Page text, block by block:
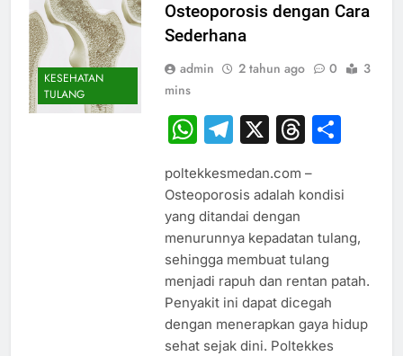
KESEHATAN
TULANG
Osteoporosis dengan Cara
Sederhana
admin 2 tahun ago 0
3
mins
WhatsApp
Telegram
X
poltekkesmedan.com –
Osteoporosis adalah kondisi
yang ditandai dengan
menurunnya kepadatan tulang,
sehingga membuat tulang
menjadi rapuh dan rentan patah.
Penyakit ini dapat dicegah
dengan menerapkan gaya hidup
sehat sejak dini. Poltekkes